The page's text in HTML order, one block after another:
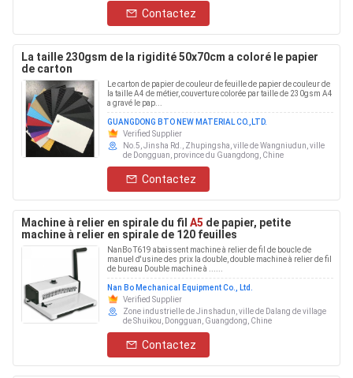
Contactez
La taille 230gsm de la rigidité 50x70cm a coloré le papier
de carton
Le carton de papier de couleur de feuille de papier de couleur de
la taille A4 de métier, couverture colorée par taille de 230gsm A4
a gravé le pap...
GUANGDONG BTO NEW MATERIAL CO.,LTD.
Verified Supplier
No.5, Jinsha Rd., Zhupingsha, ville de Wangniudun, ville
de Dongguan, province du Guangdong, Chine
Contactez
Machine à relier en spirale du fil A5 de papier, petite
machine à relier en spirale de 120 feuilles
NanBo T619 abaissent machine à relier de fil de boucle de
manuel d'usine des prix la double, double machine à relier de fil
de bureau Double machine à ......
Nan Bo Mechanical Equipment Co., Ltd.
Verified Supplier
Zone industrielle de Jinshadun, ville de Dalang de village
de Shuikou, Dongguan, Guangdong, Chine
Contactez